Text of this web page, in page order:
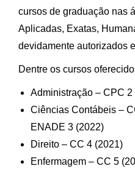
cursos de graduação nas
Aplicadas, Exatas,
devidamente autorizados
Dentre os cursos
Administração – CPC
Ciências Contábeis –
ENADE 3 (2022)
Direito – CC 4 (2021)
Enfermagem – CC 5